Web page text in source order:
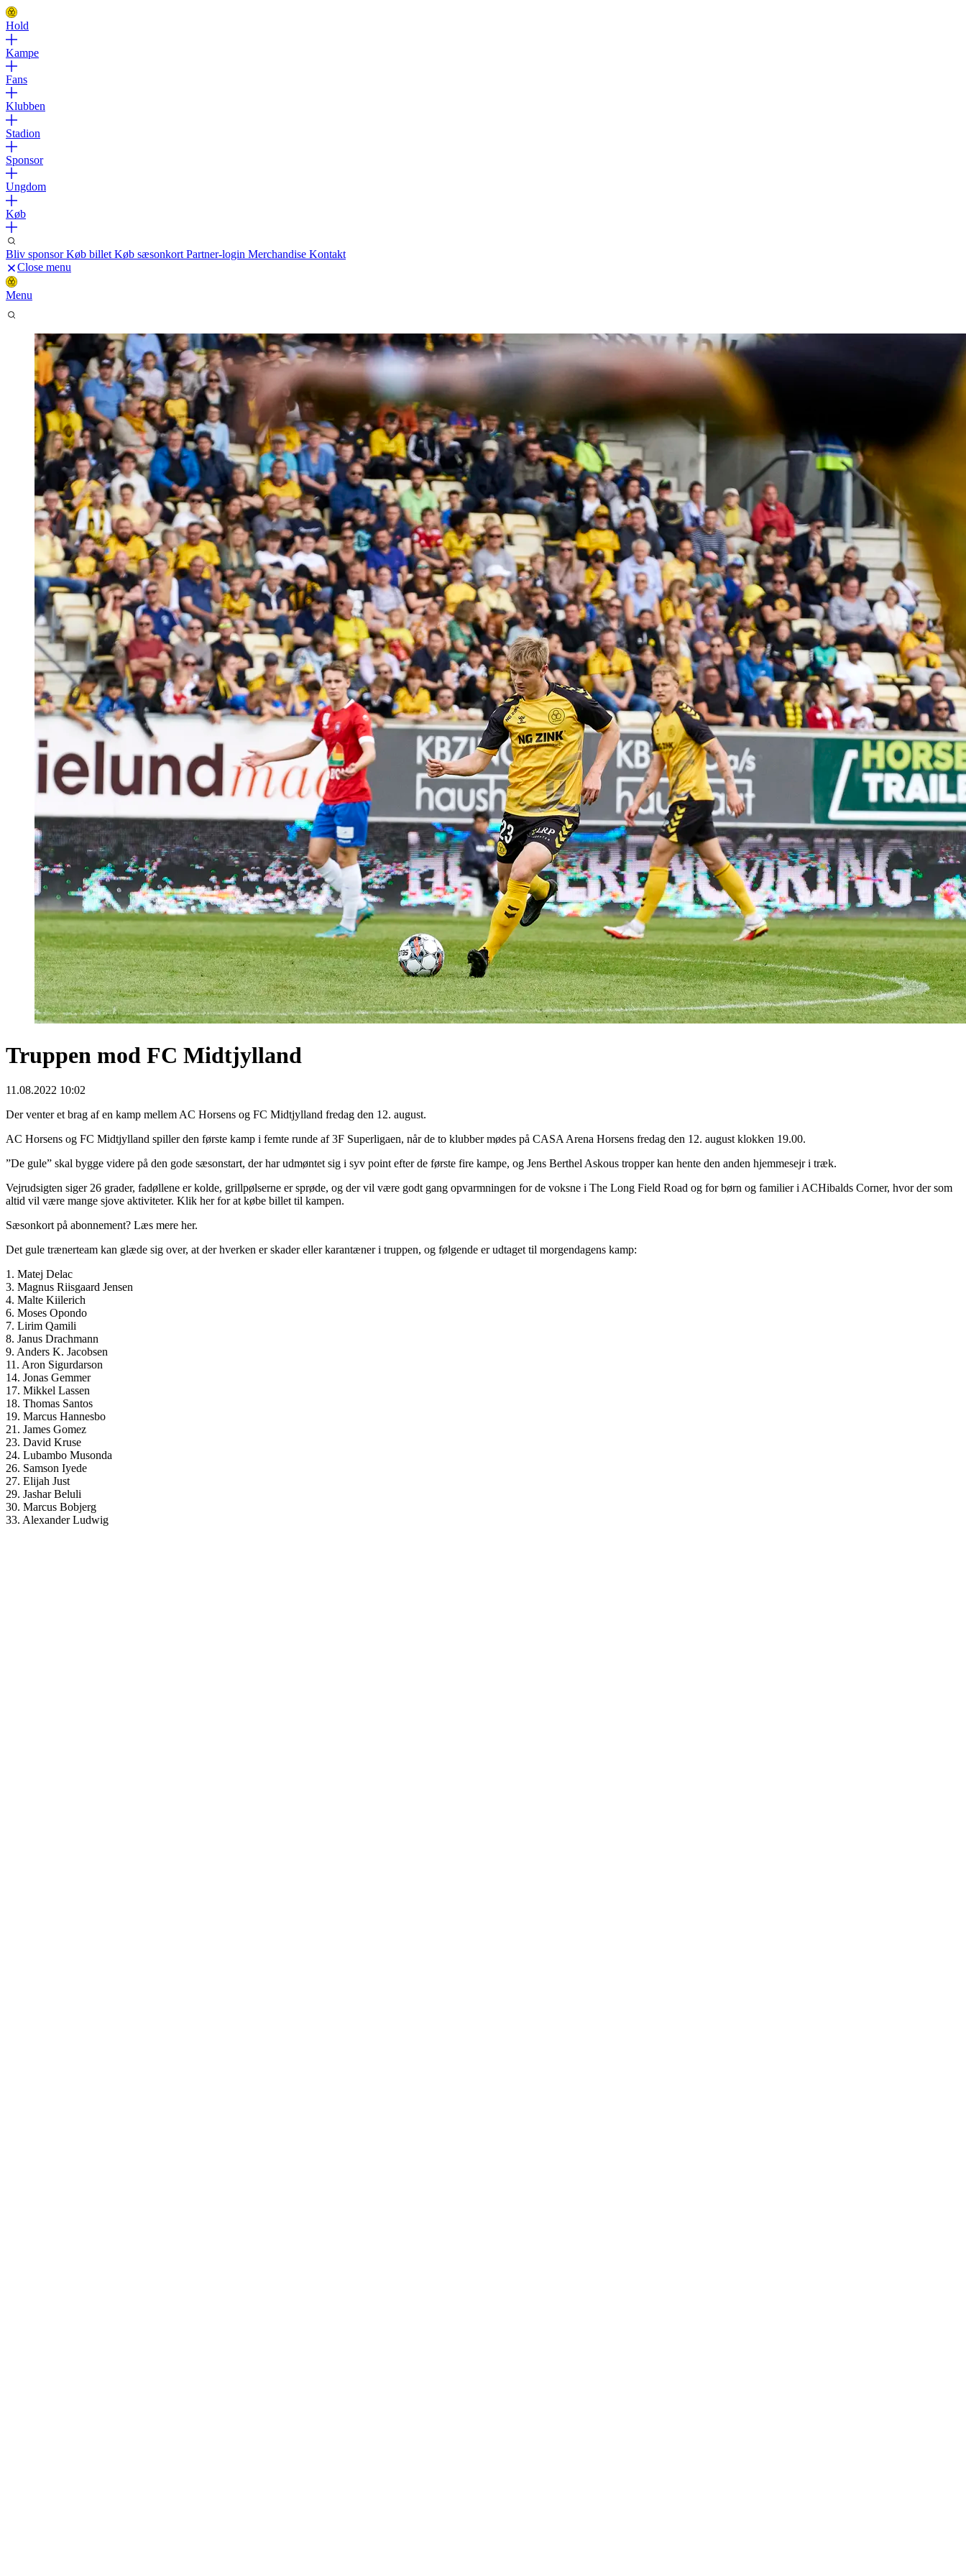
Hold
Kampe
Fans
Klubben
Stadion
Sponsor
Ungdom
Køb
Bliv sponsorKøb billet Køb sæsonkort Partner-login Merchandise Kontakt
Close menu
Menu
Truppen mod FC Midtjylland
11.08.2022 10:02
Der venter et brag af en kamp mellem AC Horsens og FC Midtjylland fredag den 12. august.
AC Horsens og FC Midtjylland spiller den første kamp i femte runde af 3F Superligaen, når de to klubber mødes på CASA Arena Horsens fredag den 12. august klokken 19.00.
”De gule” skal bygge videre på den gode sæsonstart, der har udmøntet sig i syv point efter de første fire kampe, og Jens Berthel Askous tropper kan hente den anden hjemmesejr i træk.
Vejrudsigten siger 26 grader, fadøllene er kolde, grillpølserne er sprøde, og der vil være godt gang opvarmningen for de voksne i The Long Field Road og for børn og familier i ACHibalds Corner, hvor der som
altid vil være mange sjove aktiviteter. Klik her for at købe billet til kampen.
Sæsonkort på abonnement? Læs mere her.
Det gule trænerteam kan glæde sig over, at der hverken er skader eller karantæner i truppen, og følgende er udtaget til morgendagens kamp:
1. Matej Delac
3. Magnus Riisgaard Jensen
4. Malte Kiilerich
6. Moses Opondo
7. Lirim Qamili
8. Janus Drachmann
9. Anders K. Jacobsen
11. Aron Sigurdarson
14. Jonas Gemmer
17. Mikkel Lassen
18. Thomas Santos
19. Marcus Hannesbo
21. James Gomez
23. David Kruse
24. Lubambo Musonda
26. Samson Iyede
27. Elijah Just
29. Jashar Beluli
30. Marcus Bobjerg
33. Alexander Ludwig